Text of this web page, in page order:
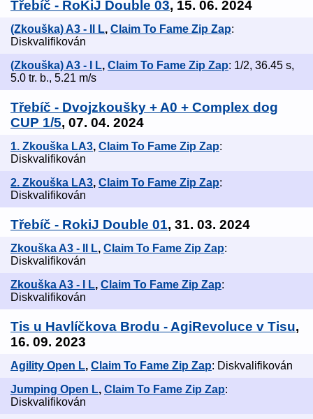
Třebíč - RoKiJ Double 03, 15. 06. 2024
(Zkouška) A3 - II L, Claim To Fame Zip Zap:
Diskvalifikován
(Zkouška) A3 - I L, Claim To Fame Zip Zap: 1/2, 36.45 s,
5.0 tr. b., 5.21 m/s
Třebíč - Dvojzkoušky + A0 + Complex dog
CUP 1/5, 07. 04. 2024
1. Zkouška LA3, Claim To Fame Zip Zap:
Diskvalifikován
2. Zkouška LA3, Claim To Fame Zip Zap:
Diskvalifikován
Třebíč - RokiJ Double 01, 31. 03. 2024
Zkouška A3 - II L, Claim To Fame Zip Zap:
Diskvalifikován
Zkouška A3 - I L, Claim To Fame Zip Zap:
Diskvalifikován
Tis u Havlíčkova Brodu - AgiRevoluce v Tisu,
16. 09. 2023
Agility Open L, Claim To Fame Zip Zap: Diskvalifikován
Jumping Open L, Claim To Fame Zip Zap:
Diskvalifikován